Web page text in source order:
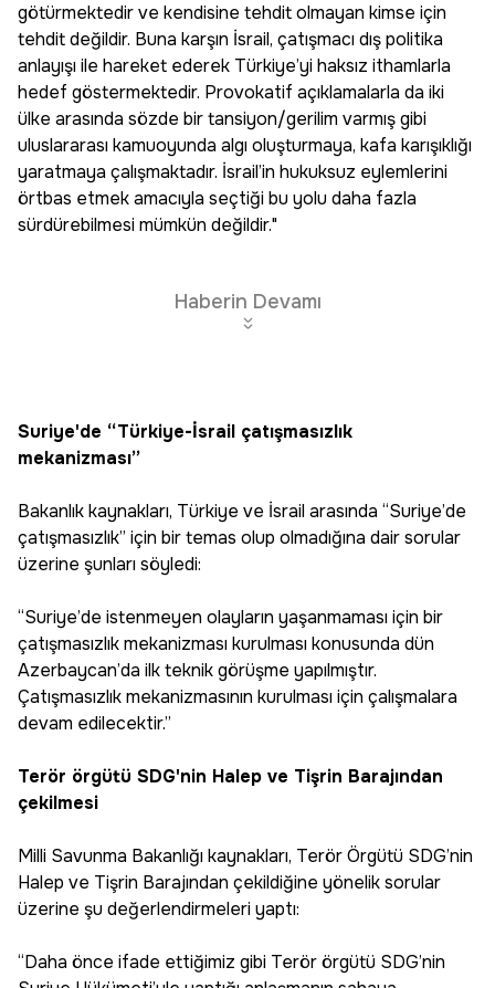
götürmektedir ve kendisine tehdit olmayan kimse için
tehdit değildir. Buna karşın İsrail, çatışmacı dış politika
anlayışı ile hareket ederek Türkiye’yi haksız ithamlarla
hedef göstermektedir. Provokatif açıklamalarla da iki
ülke arasında sözde bir tansiyon/gerilim varmış gibi
uluslararası kamuoyunda algı oluşturmaya, kafa karışıklığı
yaratmaya çalışmaktadır. İsrail’in hukuksuz eylemlerini
örtbas etmek amacıyla seçtiği bu yolu daha fazla
sürdürebilmesi mümkün değildir."
Haberin Devamı
Suriye'de “Türkiye-İsrail çatışmasızlık
mekanizması”
Bakanlık kaynakları, Türkiye ve İsrail arasında “Suriye’de
çatışmasızlık” için bir temas olup olmadığına dair sorular
üzerine şunları söyledi:
“Suriye’de istenmeyen olayların yaşanmaması için bir
çatışmasızlık mekanizması kurulması konusunda dün
Azerbaycan’da ilk teknik görüşme yapılmıştır.
Çatışmasızlık mekanizmasının kurulması için çalışmalara
devam edilecektir.”
Terör örgütü SDG'nin Halep ve Tişrin Barajından
çekilmesi
Milli Savunma Bakanlığı kaynakları, Terör Örgütü SDG’nin
Halep ve Tişrin Barajından çekildiğine yönelik sorular
üzerine şu değerlendirmeleri yaptı:
“Daha önce ifade ettiğimiz gibi Terör örgütü SDG’nin